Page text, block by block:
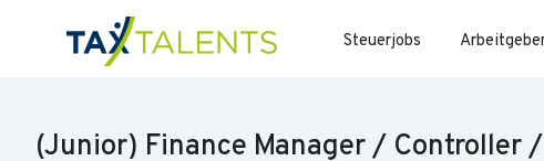
Steuerjobs
(Junior) Finance Manager /